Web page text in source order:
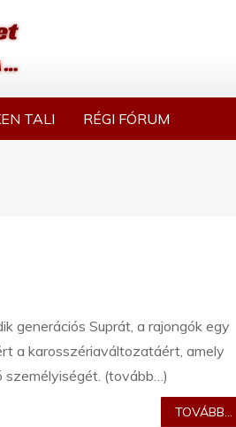
TALI RÉGI FÓRUM
generációs Suprát, a rajongók egy
a karosszériaváltozatáért, amely
(tovább…)
TOVÁBB...